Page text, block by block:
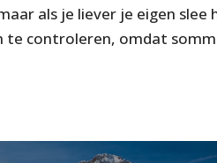
als je liever je eigen
te controleren, omdat